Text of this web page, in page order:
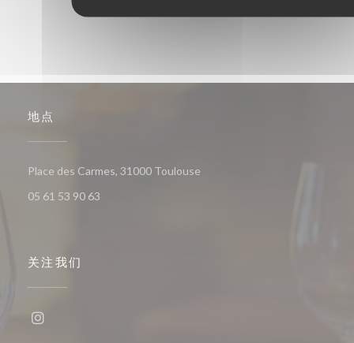
地点
Place des Carmes, 31000 Toulouse
05 61 53 90 63
关注我们